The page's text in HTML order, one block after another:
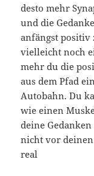
desto mehr
und die
anfängst positiv
vielleicht noch
mehr du die
aus dem Pfad
Autobahn. Du
wie einen
deine
nicht vor
real